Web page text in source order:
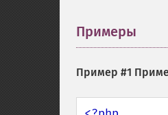
Примеры
Пример #1